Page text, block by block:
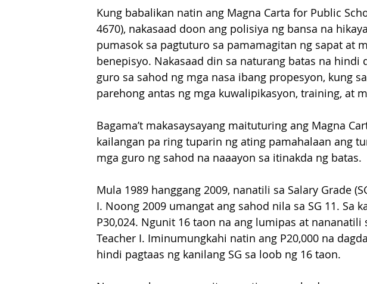
Kung babalikan natin ang Magna Carta for Public
4670), nakasaad doon ang polisiya ng bansa na
pumasok sa pagtuturo sa pamamagitan ng sapat at
benepisyo. Nakasaad din sa naturang batas na hindi
guro sa sahod ng mga nasa ibang propesyon, kung
parehong antas ng mga kuwalipikasyon, training, at
Bagama’t makasaysayang maituturing ang Magna
kailangan pa ring tuparin ng ating pamahalaan ang
mga guro ng sahod na naaayon sa itinakda ng batas.
Mula 1989 hanggang 2009, nanatili sa Salary Grade
I. Noong 2009 umangat ang sahod nila sa SG 11. Sa
P30,024. Ngunit 16 taon na ang lumipas at nananatili
Teacher I. Iminumungkahi natin ang P20,000 na
hindi pagtaas ng kanilang SG sa loob ng 16 taon.